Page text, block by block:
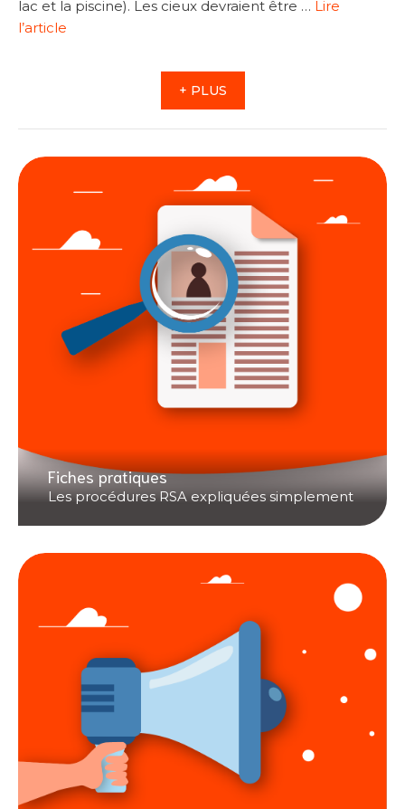
lac et la piscine). Les cieux devraient être … Lire
l’article
+ PLUS
Fiches pratiques
Les procédures RSA expliquées simplement